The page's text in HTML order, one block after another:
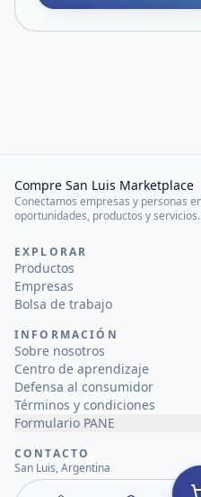
Compre San Luis Marketplace
Conectamos empresas y personas
oportunidades, productos y servicios.
EXPLORAR
Productos
Empresas
Bolsa de trabajo
INFORMACIÓN
Sobre nosotros
Centro de aprendizaje
Defensa al consumidor
Términos y condiciones
Formulario PANE
CONTACTO
San Luis, Argentina